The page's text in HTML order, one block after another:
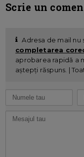
Scrie un
Adresa de mail nu
completarea
aprobarea rapidă a
aștepți răspuns. |